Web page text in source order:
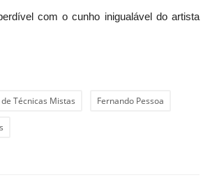
com o cunho inigualável do artista
Técnicas Mistas Fernando Pessoa